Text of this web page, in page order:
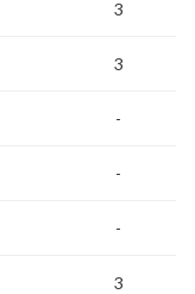
3
3
-
-
-
3